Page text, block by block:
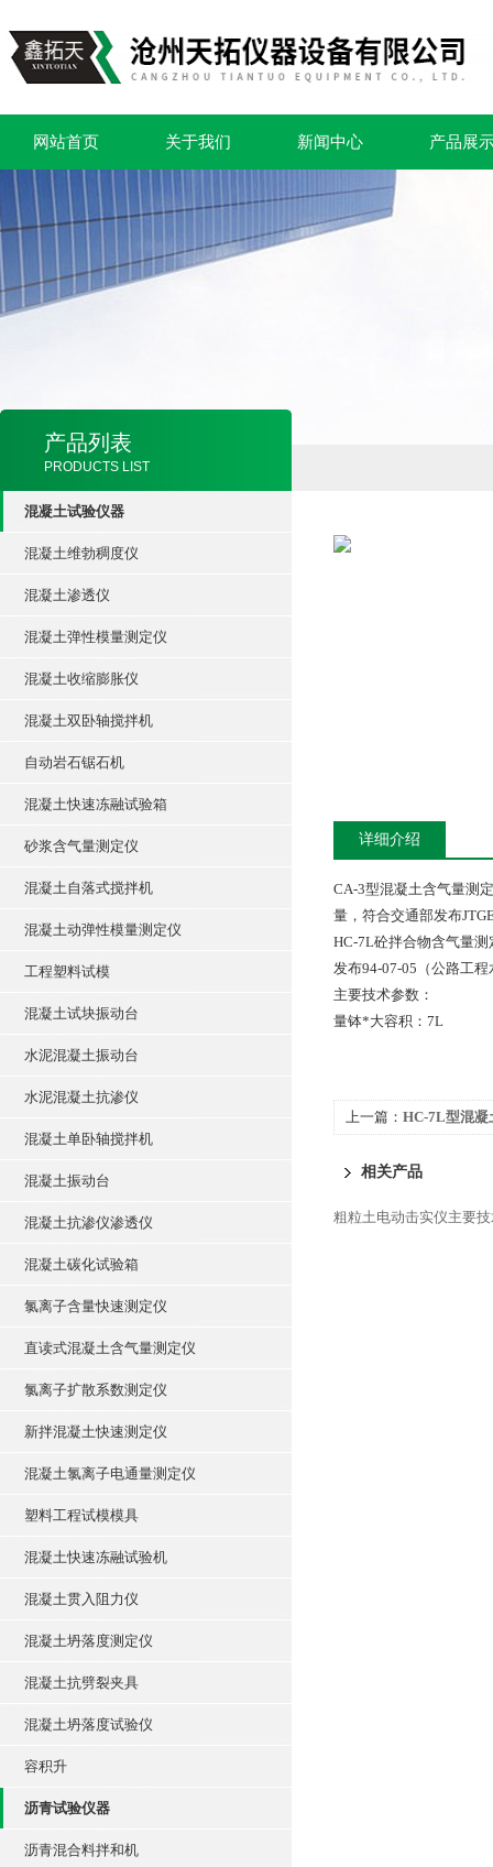
网站首页 关于我们 新闻中心 产品展
产品列表
PRODUCTS LIST
混凝土试验仪器
混凝土维勃稠度仪
混凝土渗透仪
混凝土弹性模量测定仪
混凝土收缩膨胀仪
混凝土双卧轴搅拌机
自动岩石锯石机
混凝土快速冻融试验箱
砂浆含气量测定仪
混凝土自落式搅拌机
混凝土动弹性模量测定仪
工程塑料试模
混凝土试块振动台
水泥混凝土振动台
水泥混凝土抗渗仪
混凝土单卧轴搅拌机
混凝土振动台
混凝土抗渗仪渗透仪
混凝土碳化试验箱
氯离子含量快速测定仪
直读式混凝土含气量测定仪
氯离子扩散系数测定仪
新拌混凝土快速测定仪
混凝土氯离子电通量测定仪
塑料工程试模模具
混凝土快速冻融试验机
混凝土贯入阻力仪
混凝土坍落度测定仪
混凝土抗劈裂夹具
混凝土坍落度试验仪
容积升
沥青试验仪器
沥青混合料拌和机
详细介绍
CA-3型混凝土含气量测
量，符合交通部发布
HC-7L砼拌合物含气量
发布94-07-05（公路工
主要技术参数：
量钵*大容积：7L
上一篇： HC-7L型混凝
相关产品
粗粒土电动击实仪主要